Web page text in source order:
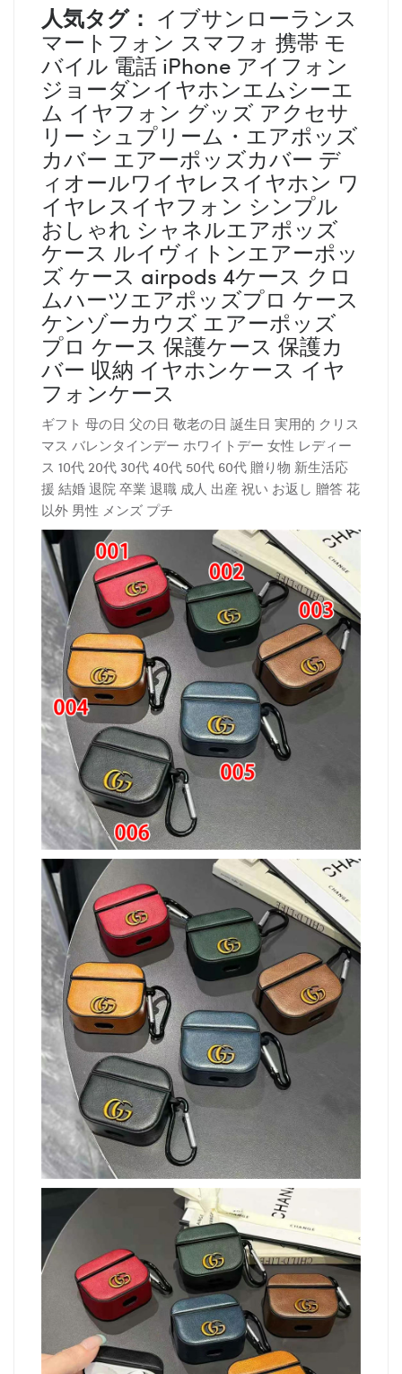
人気タグ： イブサンローランス
マートフォン スマフォ 携帯 モ
バイル 電話 iPhone アイフォン
ジョーダンイヤホンエムシーエ
ム イヤフォン グッズ アクセサ
リー シュプリーム・エアポッズ
カバー エアーポッズカバー デ
ィオールワイヤレスイヤホン ワ
イヤレスイヤフォン シンプル
おしゃれ シャネルエアポッズ
ケース ルイヴィトンエアーポッ
ズ ケース airpods 4ケース クロ
ムハーツエアポッズプロ ケース
ケンゾーカウズ エアーポッズ
プロ ケース 保護ケース 保護カ
バー 収納 イヤホンケース イヤ
フォンケース
ギフト 母の日 父の日 敬老の日 誕生日 実用的 クリス
マス バレンタインデー ホワイトデー 女性 レディー
ス 10代 20代 30代 40代 50代 60代 贈り物 新生活応
援 結婚 退院 卒業 退職 成人 出産 祝い お返し 贈答 花
以外 男性 メンズ プチ